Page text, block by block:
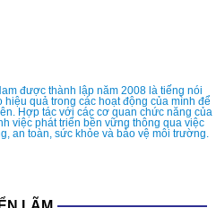
được thành lập năm 2008 là tiếng nói
quả trong các hoạt động của mình để
Hợp tác với các cơ quan chức năng của
việc phát triển bền vững thông qua việc
an toàn, sức khỏe và bảo vệ môi trường.